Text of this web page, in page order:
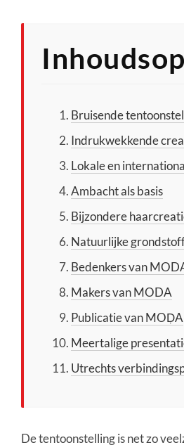
Bruisende
Indrukwekkende
Lokale en
Ambacht als basis
Bijzondere
Natuurlijke
Bedenkers van
Makers van MODA
Publicatie van MOḌA
Meertalige
Utrechts
De tentoonstelling is net zo